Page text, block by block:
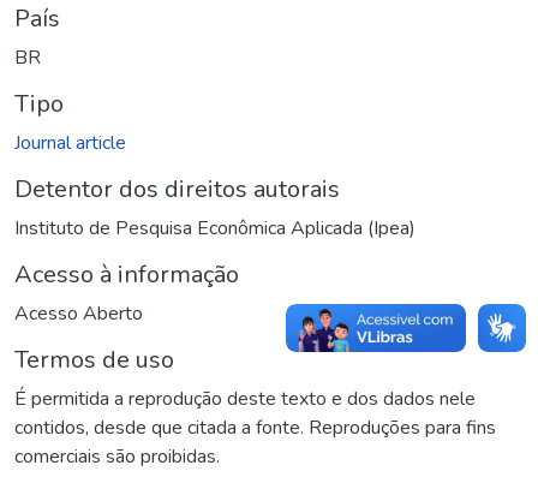
País
BR
Tipo
Journal article
Detentor dos direitos autorais
Instituto de Pesquisa Econômica Aplicada (Ipea)
Acesso à informação
Acesso Aberto
Termos de uso
É permitida a reprodução deste texto e dos dados nele
contidos, desde que citada a fonte. Reproduções para fins
comerciais são proibidas.